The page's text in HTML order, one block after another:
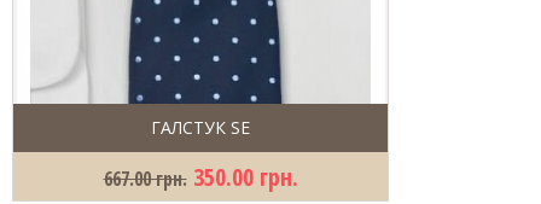
ГАЛСТУК SE
667.00 грн. 350.00 грн.